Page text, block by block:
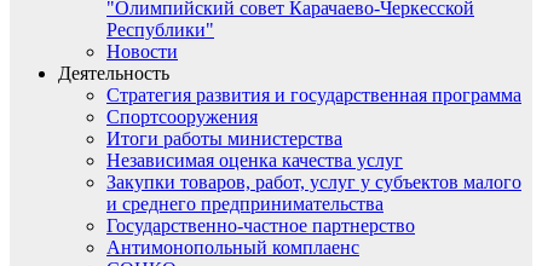
"Олимпийский совет Карачаево-Черкесской
Республики"
Новости
Деятельность
Стратегия развития и государственная программа
Спортсооружения
Итоги работы министерства
Независимая оценка качества услуг
Закупки товаров, работ, услуг у субъектов малого
и среднего предпринимательства
Государственно-частное партнерство
Антимонопольный комплаенс